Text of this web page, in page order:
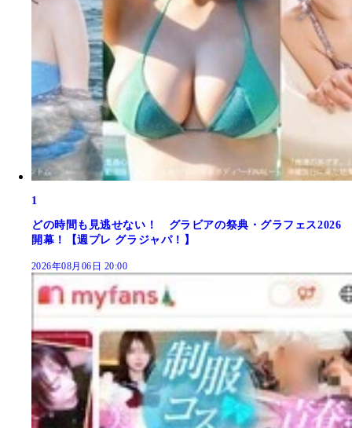
1
どの時間も見逃せない！ グラビアの祭典・グラフェス2026
開幕！【週プレ グラジャパ！】
2026年08月06日 20:00